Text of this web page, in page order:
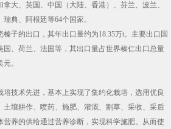
大、英国、中国（大陆、香港）、芬兰、波兰、
典、阿根廷等64个国家。
的出口，其年出口量约为18.35万t。主要出口国
国、荷兰、法国等，其出口量占世界榛仁出口总量
。
技术先进，基本上实现了集约化栽培，选用优良
土壤耕作、喷药、施肥、灌溉、割草、采收、采后
养的供给通过营养诊断，实现科学施肥。从而使